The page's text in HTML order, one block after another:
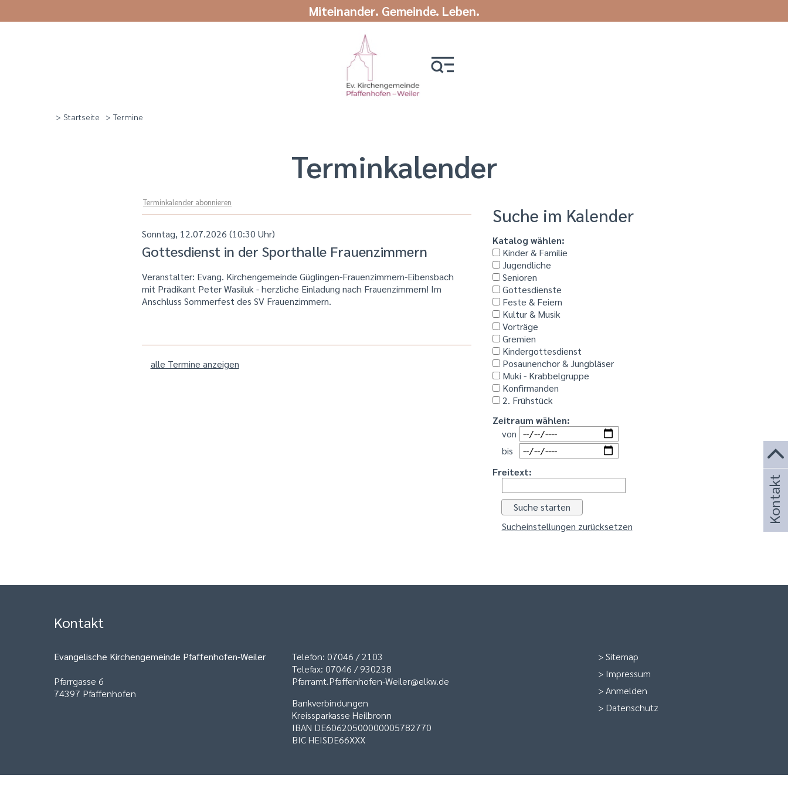
Miteinander. Gemeinde. Leben.
> Startseite > Termine
Termin­kalender
Suche im Kalender
Katalog wählen:
Kinder & Familie
Jugendliche
Senioren
Gottesdienste
Feste & Feiern
Kultur & Musik
Vorträge
Gremien
Kindergottesdienst
Posaunenchor & Jungbläser
Muki - Krabbelgruppe
Konfirmanden
2. Frühstück
Zeitraum wählen:
von
bis
Freitext:
Sucheinstellungen zurücksetzen
Terminkalender abonnieren
Sonntag, 12.07.2026 (10:30 Uhr)
Gottesdienst in der Sporthalle Frauenzimmern
Veranstalter: Evang. Kirchengemeinde Güglingen-Frauenzimmern-Eibensbach
mit Prädikant Peter Wasiluk - herzliche Einladung nach Frauenzimmern! Im
Anschluss Sommerfest des SV Frauenzimmern.
alle Termine anzeigen
Kontakt
Evangelische Kirchengemeinde Pfaffenhofen-Weiler
Pfarrgasse 6
74397 Pfaffenhofen
Telefon: 07046 / 2103
Telefax: 07046 / 930238
Pfarramt.Pfaffenhofen-Weiler@elkw.de
Bankverbindungen
Kreissparkasse Heilbronn
IBAN DE60620500000005782770
BIC HEISDE66XXX
>Sitemap
> Impressum
>Anmelden
> Datenschutz
Kontakt